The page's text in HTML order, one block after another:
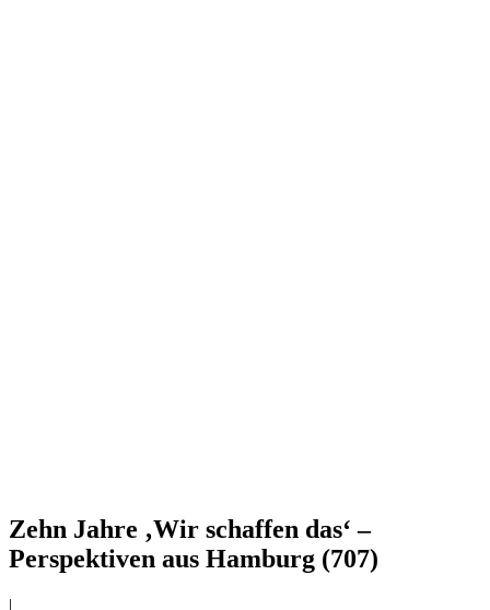
Zehn Jahre ‚Wir schaffen das‘ –
Perspektiven aus Hamburg (707)
|